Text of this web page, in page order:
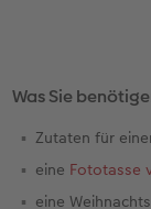
Was Sie
Zutaten für
eine Fototasse
eine